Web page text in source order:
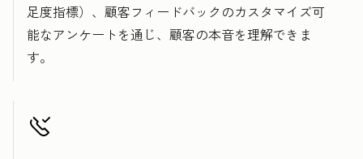
足度指標）、顧客フィードバックのカスタマイズ可
能なアンケートを通じ、顧客の本音を理解できま
す。